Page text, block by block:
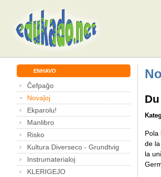
ENHAVO
Ĉefpaĝo
Novaĵoj
Ekparolu!
Manlibro
Risko
Kultura Diverseco - Grundtvig
Instrumaterialoj
KLERIGEJO
Pola
de
la